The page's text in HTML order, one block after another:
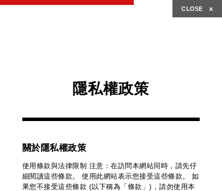
CLOSE x
隱私權政策
關於隱私權政策
使用條款與法律限制 注意：在訪問本網站同時，請先仔
細閱讀這些條款。 使用此網站表示您接受這些條款。 如
果您不接受這些條款 (以下稱為「條款」)，請勿使用本